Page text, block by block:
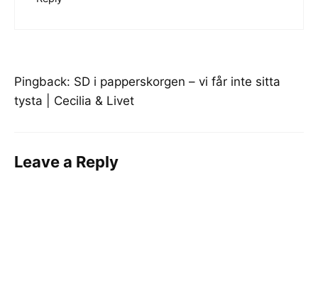
Pingback: SD i papperskorgen – vi får inte sitta
tysta | Cecilia & Livet
Leave a Reply